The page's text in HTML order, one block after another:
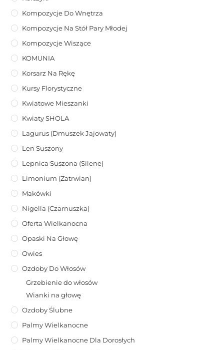
Kompozycje Do Wnętrza
Kompozycje Na Stół Pary Młodej
Kompozycje Wiszące
KOMUNIA
Korsarz Na Rękę
Kursy Florystyczne
Kwiatowe Mieszanki
Kwiaty SHOLA
Lagurus (dmuszek Jajowaty)
Len Suszony
Lepnica Suszona (Silene)
Limonium (zatrwian)
Makówki
Nigella (Czarnuszka)
Oferta Wielkanocna
Opaski Na Głowę
Owies
Ozdoby Do Włosów
Grzebienie do włosów
Wianki na głowę
Ozdoby Ślubne
Palmy Wielkanocne
Palmy Wielkanocne Dla Dorosłych